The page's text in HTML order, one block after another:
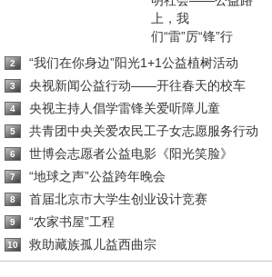
上，我
们“雷”厉“锋”行
2 “我们在你身边”阳光1+1公益植树活动
3 央视新闻公益行动——开往春天的校车
4 央视主持人倡学雷锋关爱听障儿童
5 共青团中央关爱农民工子女志愿服务行动
6 世博会志愿者公益电影《阳光笑脸》
7 “地球之声”公益跨年晚会
8 首届北京市大学生创业设计竞赛
9 “农家书屋”工程
10 救助藏族孤儿益西曲宗